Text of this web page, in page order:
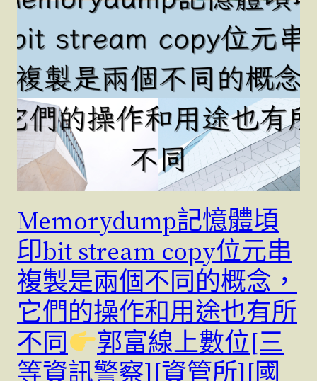
Memorydump記憶體頃
印bit stream copy位元串
複製是兩個不同的概念，
它們的操作和用途也有所
不同
郭富線上數位[三
等資訊警察][資管所][國